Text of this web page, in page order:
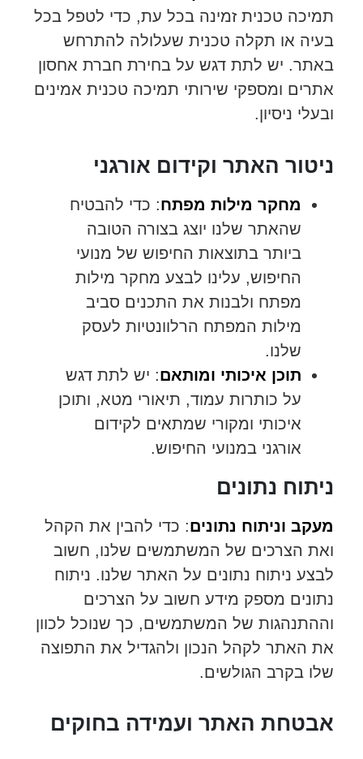
תמיכה טכנית זמינה בכל עת, כדי לטפל בכל
בעיה או תקלה טכנית שעלולה להתרחש
באתר. יש לתת דגש על בחירת חברת אחסון
אתרים ומספקי שירותי תמיכה טכנית אמינים
ובעלי ניסיון.
ניטור האתר וקידום אורגני
מחקר מילות מפתח: כדי להבטיח
שהאתר שלנו יוצג בצורה הטובה
ביותר בתוצאות החיפוש של מנועי
החיפוש, עלינו לבצע מחקר מילות
מפתח ולבנות את התכנים סביב
מילות המפתח הרלוונטיות לעסק
שלנו.
תוכן איכותי ומותאם: יש לתת דגש
על כותרות עמוד, תיאורי מטא, ותוכן
איכותי ומקורי שמתאים לקידום
אורגני במנועי החיפוש.
ניתוח נתונים
מעקב וניתוח נתונים: כדי להבין את הקהל
ואת הצרכים של המשתמשים שלנו, חשוב
לבצע ניתוח נתונים על האתר שלנו. ניתוח
נתונים מספק מידע חשוב על הצרכים
וההתנהגות של המשתמשים, כך שנוכל לכוון
את האתר לקהל הנכון ולהגדיל את התפוצה
שלו בקרב הגולשים.
אבטחת האתר ועמידה בחוקים